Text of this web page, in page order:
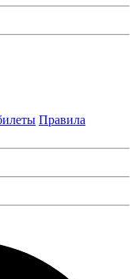
Правила